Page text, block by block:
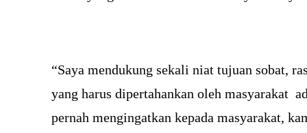
“Saya mendukung sekali niat tujuan sobat,
yang harus dipertahankan oleh masyarakat
pernah mengingatkan kepada masyarakat,